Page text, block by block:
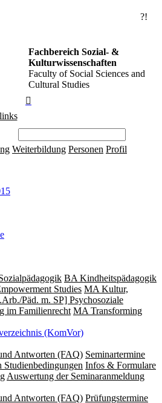
?!
Fachbereich Sozial- &
Kulturwissenschaften
Faculty of Social Sciences and
Cultural Studies

Weiterbildung Personen Profil
BA Kindheitspädagogik
Studies MA Kultur,
Päd. m. SP] Psychosoziale
im Fami­lien­recht MA Transforming
(KomVor)
Antworten (FAQ) Seminartermine
Studienbedingungen Infos & Formulare
Auswertung der Seminaranmeldung
Antworten (FAQ) Prüfungstermine